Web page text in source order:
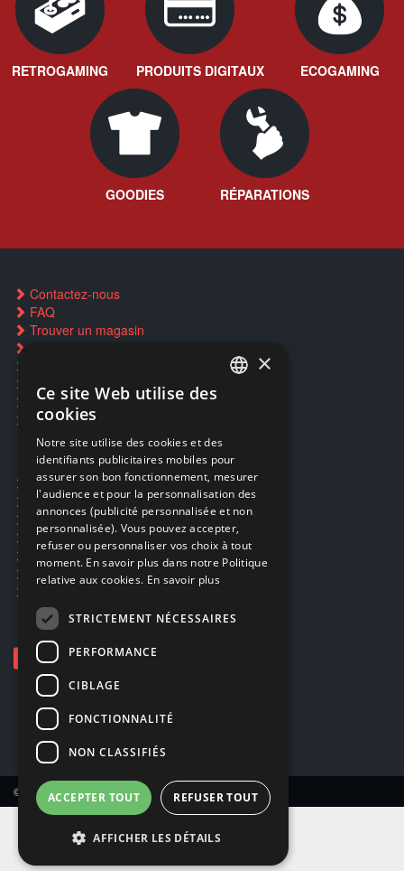
RETROGAMING PRODUITS DIGITAUX ECOGAMING
GOODIES RÉPARATIONS
Contactez-nous
FAQ
Trouver un magasin
Restauration CD griffés
Réparations & SAV
Smartpoints
Ecogaming
Expédition & retours
Confidentialité
Conditions générales
EA Sport UFC 6
Call of Duty: Modern Warfare 4
Rachat et revente de jeux en cash
© Copyright 2026 Smartoys SA – Tous droits réservés.
ENGLISH
×
Ce site Web utilise des
cookies
Notre site utilise des cookies et des
identifiants publicitaires mobiles pour
assurer son bon fonctionnement, mesurer
l'audience et pour la personnalisation des
annonces (publicité personnalisée et non
personnalisée). Vous pouvez accepter,
refuser ou personnaliser vos choix à tout
moment. En savoir plus dans notre Politique
relative aux cookies. En savoir plus
STRICTEMENT NÉCESSAIRES
PERFORMANCE
CIBLAGE
FONCTIONNALITÉ
NON CLASSIFIÉS
ACCEPTER TOUT REFUSER TOUT
AFFICHER LES DÉTAILS